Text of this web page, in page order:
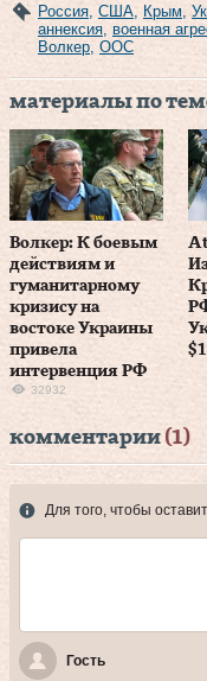
Россия США Крым
аннексия военная
Волкер ООС
материалы по
Волкер: К боевым
действиям и
гуманитарному
кризису на
востоке Украины
привела
интервенция РФ
32932
комментарии (1)
Для того, чтобы
Гость